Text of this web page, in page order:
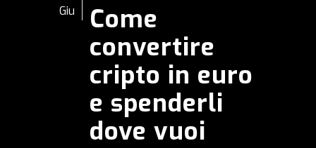
Giu
Come
convertire
cripto in euro
e spenderli
dove vuoi